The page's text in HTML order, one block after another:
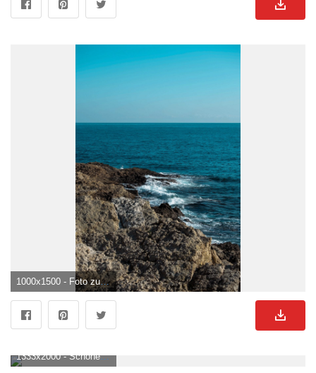
1000x1500 - Foto zum Thema Eine Person, die auf einem Felsen in der Nähe des Ozeans sitzt. Felsen Hintergrundbild für Handy.
1333x2000 - Schöne vertikale ansicht der felsigen küste und des blauen ruhigen meeres. Felsen Hintergrund .